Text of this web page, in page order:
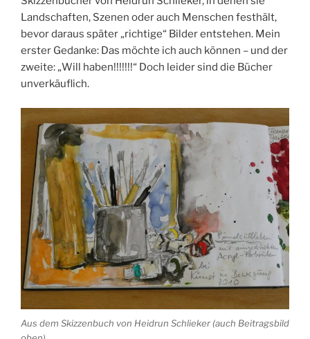
Landschaften, Szenen oder auch Menschen festhält,
bevor daraus später „richtige“ Bilder entstehen. Mein
erster Gedanke: Das möchte ich auch können – und der
zweite: „Will haben!!!!!!!“ Doch leider sind die Bücher
unverkäuflich.
Aus dem Skizzenbuch von Heidrun Schlieker (auch Beitragsbild